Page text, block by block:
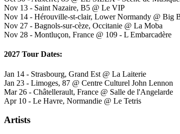
Nov 13 - Saint Nazaire, B5 @ Le VIP
Nov 14 - Hérouville-st-clair, Lower Normandy @ Big
Nov 27 - Bagnols-sur-cèze, Occitanie @ La Moba
Nov 28 - Montluçon, France @ 109 - L Embarcadère
2027 Tour Dates:
Jan 14 - Strasbourg, Grand Est @ La Laiterie
Jan 23 - Limoges, 87 @ Centre Culturel John Lennon
Mar 26 - Châtellerault, France @ Salle de l'Angelarde
Apr 10 - Le Havre, Normandie @ Le Tetris
Artists